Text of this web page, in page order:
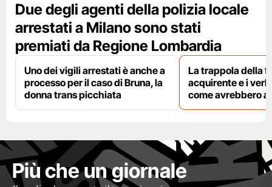
Due degli agenti della polizia locale
arrestati a Milano sono stati
premiati da Regione Lombardia
Uno dei vigili arrestati è anche a
processo per il caso di Bruna, la
donna trans picchiata
La trappola della
acquirente e i
come avrebbero
Più che un giornale